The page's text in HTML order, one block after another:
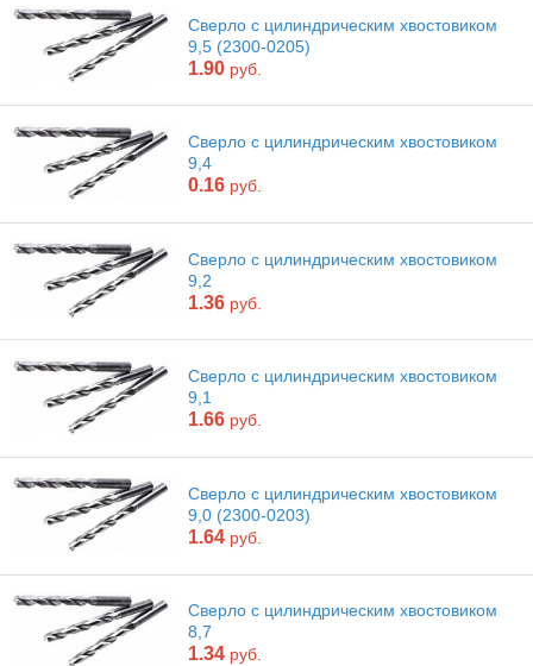
Сверло с цилиндрическим хвостовиком
9,5 (2300-0205)
1.90 руб.
Сверло с цилиндрическим хвостовиком
9,4
0.16 руб.
Сверло с цилиндрическим хвостовиком
9,2
1.36 руб.
Сверло с цилиндрическим хвостовиком
9,1
1.66 руб.
Сверло с цилиндрическим хвостовиком
9,0 (2300-0203)
1.64 руб.
Сверло с цилиндрическим хвостовиком
8,7
1.34 руб.